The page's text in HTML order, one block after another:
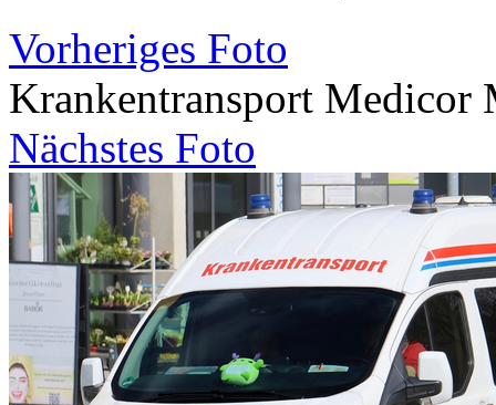
Vorheriges Foto
Krankentransport
Nächstes Foto